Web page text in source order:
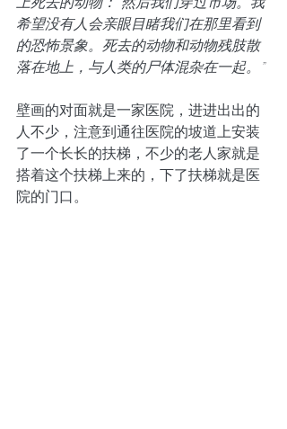
希望没有人会亲眼目睹我们在那里看到
的恐怖景象。死去的动物和动物残肢散
落在地上，与人类的尸体混杂在一起。”
壁画的对面就是一家医院，进进出出的
人不少，注意到通往医院的坡道上安装
了一个长长的扶梯，不少的老人家就是
搭着这个扶梯上来的，下了扶梯就是医
院的门口。